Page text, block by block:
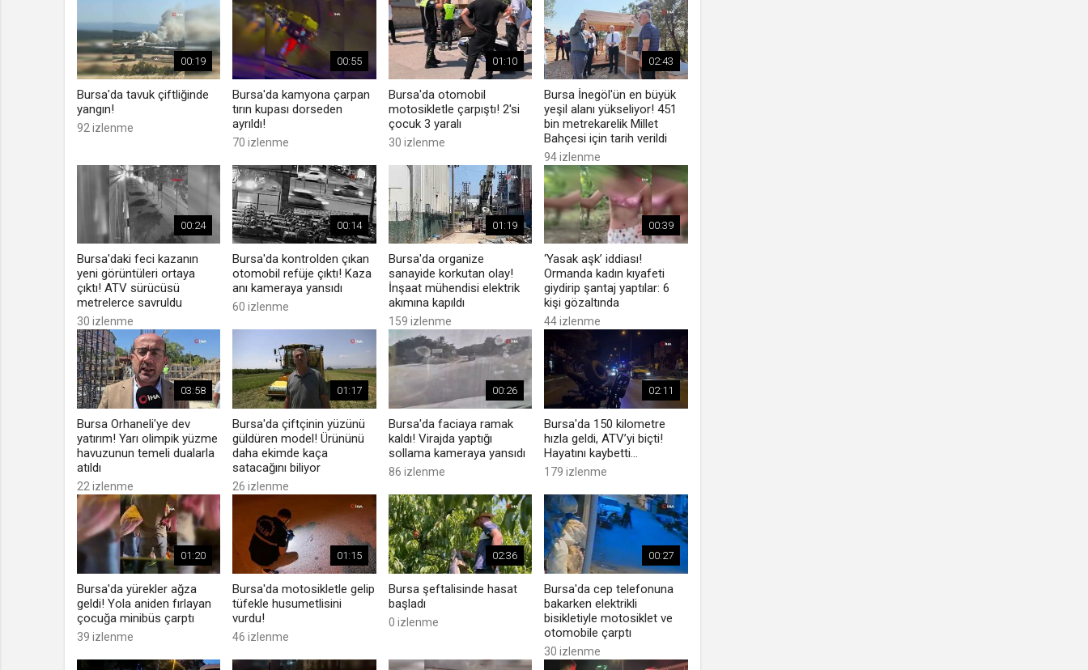
00:19
Bursa'da tavuk çiftliğinde
yangın!
92 izlenme
00:55
Bursa'da kamyona çarpan
tırın kupası dorseden
ayrıldı!
70 izlenme
01:10
Bursa'da otomobil
motosikletle çarpıştı! 2'si
çocuk 3 yaralı
30 izlenme
02:43
Bursa İnegöl'ün en büyük
yeşil alanı yükseliyor! 451
bin metrekarelik Millet
Bahçesi için tarih verildi
94 izlenme
00:24
Bursa'daki feci kazanın
yeni görüntüleri ortaya
çıktı! ATV sürücüsü
metrelerce savruldu
30 izlenme
00:14
Bursa'da kontrolden çıkan
otomobil refüje çıktı! Kaza
anı kameraya yansıdı
60 izlenme
01:19
Bursa'da organize
sanayide korkutan olay!
İnşaat mühendisi elektrik
akımına kapıldı
159 izlenme
00:39
‘Yasak aşk’ iddiası!
Ormanda kadın kıyafeti
giydirip şantaj yaptılar: 6
kişi gözaltında
44 izlenme
03:58
Bursa Orhaneli'ye dev
yatırım! Yarı olimpik yüzme
havuzunun temeli dualarla
atıldı
22 izlenme
01:17
Bursa'da çiftçinin yüzünü
güldüren model! Ürününü
daha ekimde kaça
satacağını biliyor
26 izlenme
00:26
Bursa'da faciaya ramak
kaldı! Virajda yaptığı
sollama kameraya yansıdı
86 izlenme
02:11
Bursa'da 150 kilometre
hızla geldi, ATV’yi biçti!
Hayatını kaybetti...
179 izlenme
01:20
Bursa'da yürekler ağza
geldi! Yola aniden fırlayan
çocuğa minibüs çarptı
39 izlenme
01:15
Bursa'da motosikletle gelip
tüfekle husumetlisini
vurdu!
46 izlenme
02:36
Bursa şeftalisinde hasat
başladı
0 izlenme
00:27
Bursa'da cep telefonuna
bakarken elektrikli
bisikletiyle motosiklet ve
otomobile çarptı
30 izlenme